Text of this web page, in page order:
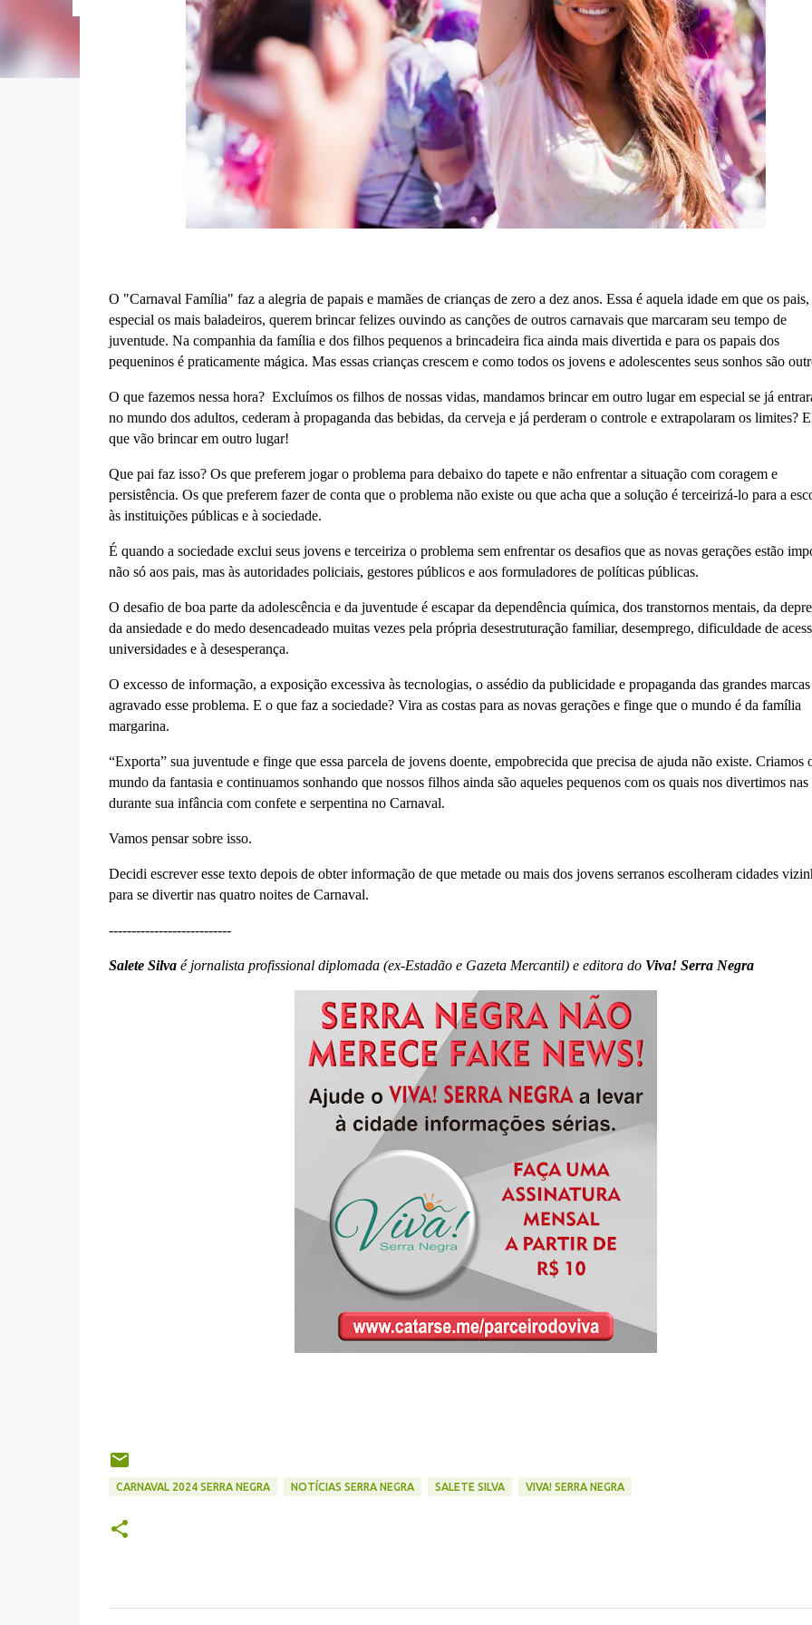
O "Carnaval Família" faz a alegria de papais e mamães de crianças de zero a dez anos. Essa é aquela idade em que os pais,
especial os mais baladeiros, querem brincar felizes ouvindo as canções de outros carnavais que marcaram seu tempo de
juventude. Na companhia da família e dos filhos pequenos a brincadeira fica ainda mais divertida e para os papais dos
pequeninos é praticamente mágica. Mas essas crianças crescem e como todos os jovens e adolescentes seus sonhos são
O que fazemos nessa hora? Excluímos os filhos de nossas vidas, mandamos brincar em outro lugar em especial se já
no mundo dos adultos, cederam à propaganda das bebidas, da cerveja e já perderam o controle e extrapolaram os limites?
que vão brincar em outro lugar!
Que pai faz isso? Os que preferem jogar o problema para debaixo do tapete e não enfrentar a situação com coragem e
persistência. Os que preferem fazer de conta que o problema não existe ou que acha que a solução é terceirizá-lo para a
às instituições públicas e à sociedade.
É quando a sociedade exclui seus jovens e terceiriza o problema sem enfrentar os desafios que as novas gerações estão
não só aos pais, mas às autoridades policiais, gestores públicos e aos formuladores de políticas públicas.
O desafio de boa parte da adolescência e da juventude é escapar da dependência química, dos transtornos mentais, da
da ansiedade e do medo desencadeado muitas vezes pela própria desestruturação familiar, desemprego, dificuldade de
universidades e à desesperança.
O excesso de informação, a exposição excessiva às tecnologias, o assédio da publicidade e propaganda das grandes
agravado esse problema. E o que faz a sociedade? Vira as costas para as novas gerações e finge que o mundo é da família
margarina.
“Exporta” sua juventude e finge que essa parcela de jovens doente, empobrecida que precisa de ajuda não existe. Criamos
mundo da fantasia e continuamos sonhando que nossos filhos ainda são aqueles pequenos com os quais nos divertimos nas
durante sua infância com confete e serpentina no Carnaval.
Vamos pensar sobre isso.
Decidi escrever esse texto depois de obter informação de que metade ou mais dos jovens serranos escolheram cidades
para se divertir nas quatro noites de Carnaval.
---------------------------
Salete Silvaé jornalista profissional diplomada (ex-Estadão e Gazeta Mercantil) e editora do Viva! Serra Negra
CARNAVAL 2024 SERRA NEGRA NOTÍCIAS SERRA NEGRA SALETE SILVA VIVA! SERRA NEGRA